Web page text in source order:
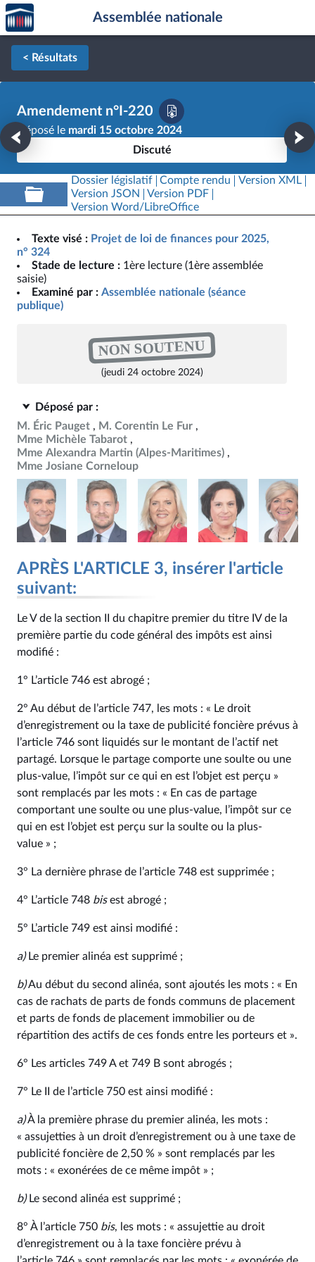
Aller au contenu
Aller en bas de la page
Accèder
à la
page
d'accueil
Assemblée nationale
< Résultats
Amendement n°I-220
Déposé le mardi 15 octobre 2024
Discuté
Dossier législatif Compte rendu
Version XML
Version JSON
Version PDF
Version Word/LibreOffice
Texte visé : Projet de loi de finances pour 2025,
n° 324
Stade de lecture : 1ère lecture (1ère assemblée
saisie)
Examiné par : Assemblée nationale (séance
publique)
NON SOUTENU
(jeudi 24 octobre 2024)
Déposé par :
M. Éric Pauget
M. Corentin Le Fur
Mme Michèle Tabarot
Mme Alexandra Martin (Alpes-Maritimes)
Mme Josiane Corneloup
APRÈS L'ARTICLE 3, insérer l'article
suivant:
Le V de la section II du chapitre premier du titre IV de la
première partie du code général des impôts est ainsi
modifié :
1° L’article 746 est abrogé ;
2° Au début de l’article 747, les mots : « Le droit
d’enregistrement ou la taxe de publicité foncière prévus à
l’article 746 sont liquidés sur le montant de l’actif net
partagé. Lorsque le partage comporte une soulte ou une
plus-value, l’impôt sur ce qui en est l’objet est perçu »
sont remplacés par les mots : « En cas de partage
comportant une soulte ou une plus-value, l’impôt sur ce
qui en est l’objet est perçu sur la soulte ou la plus-
value » ;
3° La dernière phrase de l’article 748 est supprimée ;
4° L’article 748 bisest abrogé ;
5° L’article 749 est ainsi modifié :
a)Le premier alinéa est supprimé ;
b)Au début du second alinéa, sont ajoutés les mots : « En
cas de rachats de parts de fonds communs de placement
et parts de fonds de placement immobilier ou de
répartition des actifs de ces fonds entre les porteurs et ».
6° Les articles 749 A et 749 B sont abrogés ;
7° Le II de l’article 750 est ainsi modifié :
a)À la première phrase du premier alinéa, les mots :
« assujetties à un droit d’enregistrement ou à une taxe de
publicité foncière de 2,50 % » sont remplacés par les
mots : « exonérées de ce même impôt » ;
b)Le second alinéa est supprimé ;
8° À l’article 750 bis, les mots : « assujettie au droit
d’enregistrement ou à la taxe foncière prévu à